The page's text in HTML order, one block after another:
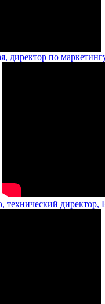
директор по
технический